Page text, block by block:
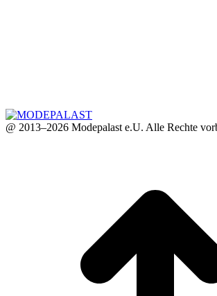
@ 2013–2026 Modepalast e.U. Alle Rechte